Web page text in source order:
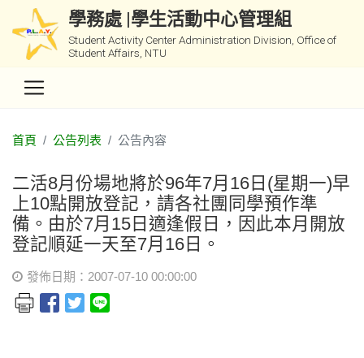
學務處 |學生活動中心管理組
Student Activity Center Administration Division, Office of
Student Affairs, NTU
首頁 公告列表 公告內容
二活8月份場地將於96年7月16日(星期一)早
上10點開放登記，請各社團同學預作準
備。由於7月15日適逢假日，因此本月開放
登記順延一天至7月16日。
發佈日期：2007-07-10 00:00:00